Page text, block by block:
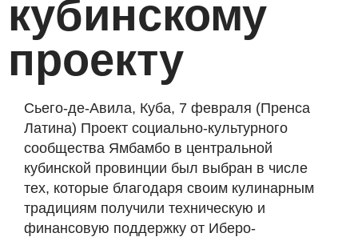
кубинскому
проекту
Сьего-де-Авила, Куба, 7 февраля (Пренса
Латина) Проект социально-культурного
сообщества Ямбамбо в центральной
кубинской провинции был выбран в числе
тех, которые благодаря своим кулинарным
традициям получили техническую и
финансовую поддержку от Иберо-